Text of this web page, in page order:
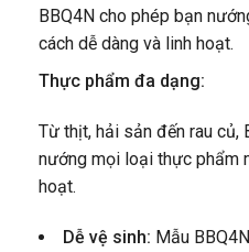
BBQ4N cho phép bạn
cách dễ dàng và linh hoạt.
Thực phẩm đa dạng:
Từ thịt, hải sản đến rau củ,
nướng mọi loại thực phẩm
hoạt.
Dễ vệ sinh: Mẫu